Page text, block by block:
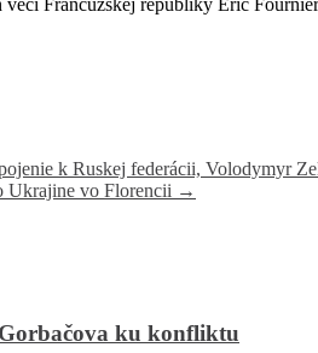
Francúzskej republiky Eric
k Ruskej federácii, Volodymyr
Ukrajine vo Florencii →
ku konfliktu